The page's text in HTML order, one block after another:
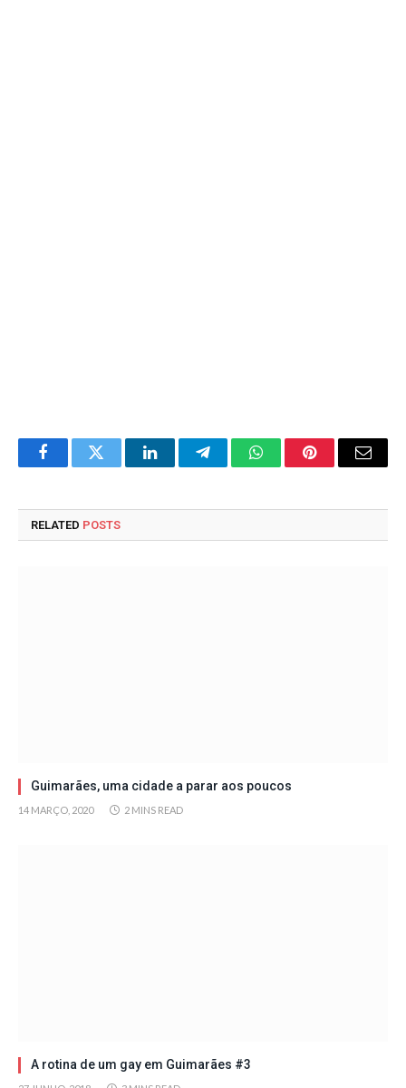
FacebookTwitter LinkedInTelegramWhatsAppPinterestEmail
RELATED POSTS
Guimarães, uma cidade a parar aos poucos
14 MARÇO, 2020 2 MINS READ
A rotina de um gay em Guimarães #3